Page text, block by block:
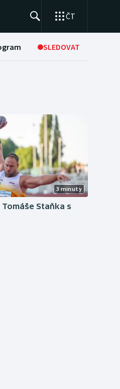
ČT
SLEDOVAT
3 minuty
Staňka s